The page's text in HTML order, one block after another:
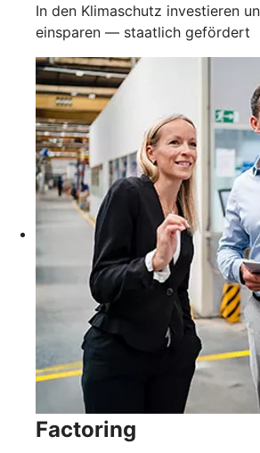
In den Klimaschutz investieren
einsparen — staatlich gefördert
Factoring